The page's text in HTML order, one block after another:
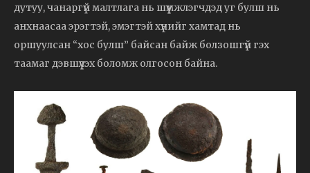
дутуу, чанаргүй малтлага нь шүүмжлэгчдэд уг булш нь
анхнаасаа эрэгтэй, эмэгтэй хүнийг хамтад нь
оршуулсан “хос булш” байсан байж болзошгүй гэх
таамаг дэвшүүлэх боломж олгосон байна.